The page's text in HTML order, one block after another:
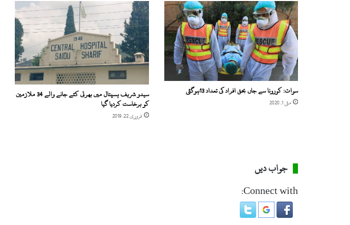
سوات: کورونا سے جاں بحق افراد کی تعداد 13ہوگئی
مئی 1, 2020
سیدو شریف ہسپتال میں بھرتی کئے جانے والے 34 ملازمین
کو برخاست کردیا گیا
فروری 22, 2019
جواب دیں
Connect with: